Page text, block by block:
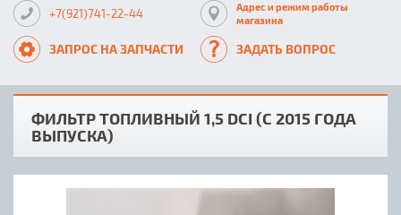
+7(921)741-22-44
Адрес и режим работы
магазина
ЗАПРОС НА ЗАПЧАСТИ ЗАДАТЬ ВОПРОС
ФИЛЬТР ТОПЛИВНЫЙ 1,5 DCI (С 2015 ГОДА
ВЫПУСКА)